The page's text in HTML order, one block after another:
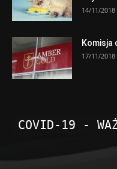
14/11/2018
Komisja
17/11/2018
COVID-19 -